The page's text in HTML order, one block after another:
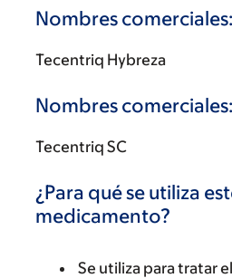
Nombres comerciales:
Tecentriq Hybreza
Nombres
Tecentriq SC
¿Para qué se utiliza
medicamento?
Se utiliza para tratar